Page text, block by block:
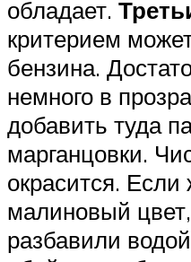
обладает.
критерием
бензина.
немного в
добавить туда
марганцовки.
окрасится.
малиновый цвет,
разбавили